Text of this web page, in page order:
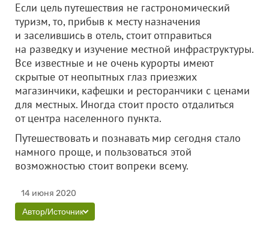
Если цель путешествия не гастрономический
туризм, то, прибыв к месту назначения
и заселившись в отель, стоит отправиться
на разведку и изучение местной инфраструктуры.
Все известные и не очень курорты имеют
скрытые от неопытных глаз приезжих
магазинчики, кафешки и ресторанчики с ценами
для местных. Иногда стоит просто отдалиться
от центра населенного пункта.
Путешествовать и познавать мир сегодня стало
намного проще, и пользоваться этой
возможностью стоит вопреки всему.
14 июня 2020
Автор/Источник